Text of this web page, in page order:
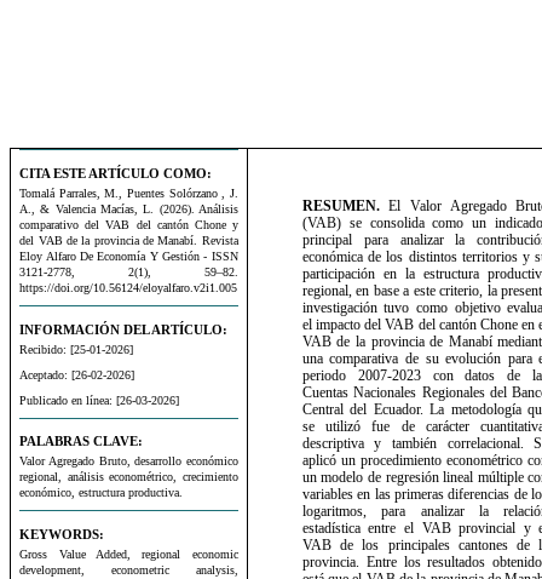
CITA ESTE ARTÍCULO COMO:
Tomalá Parrales, M., Puentes Solórzano , J.
A., & Valencia Macías, L. (2026). Análisis
comparativo del VAB del cantón Chone y
del VAB de la provincia de Manabí. Revista
Eloy Alfaro De Economía Y Gestión - ISSN
3121-2778, 2(1), 59–82.
https://doi.org/10.56124/eloyalfaro.v2i1.005
INFORMACIÓN DEL ARTÍCULO:
Recibido: [25-01-2026]
Aceptado: [26-02-2026]
Publicado en línea: [26-03-2026]
PALABRAS CLAVE:
Valor Agregado Bruto, desarrollo económico
regional, análisis econométrico, crecimiento
económico, estructura productiva.
KEYWORDS:
Gross Value Added, regional economic
development, econometric analysis,
RESUMEN.El Valor Agregado
(VAB) se consolida como un
principal para analizar la
económica de los distintos territorios y
participación en la estructura
regional, en base a este criterio, la
investigación tuvo como objetivo
el impacto del VAB del cantón Chone en
VAB de la provincia de Manabí
una comparativa de su evolución para
periodo 2007-2023 con datos de
Cuentas Nacionales Regionales del
Central del Ecuador. La metodología
se utilizó fue de carácter
descriptiva y también correlacional.
aplicó un procedimiento econométrico
un modelo de regresión lineal múltiple
variables en las primeras diferencias de
logaritmos, para analizar la
estadística entre el VAB provincial y
VAB de los principales cantones de
provincia. Entre los resultados